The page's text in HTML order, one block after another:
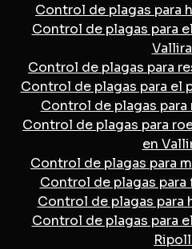
Control de plagas para
Control de plagas para
Control de plagas para
Control de plagas para el
Control de plagas para
Control de plagas para
en
Control de plagas para
Control de plagas para
Control de plagas para
Control de plagas para